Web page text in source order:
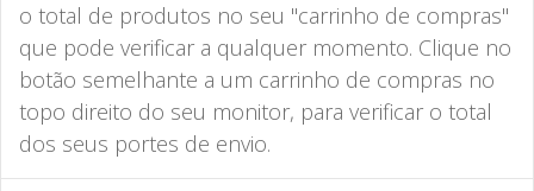
o total de produtos no seu "carrinho de compras"
que pode verificar a qualquer momento. Clique no
botão semelhante a um carrinho de compras no
topo direito do seu monitor, para verificar o total
dos seus portes de envio.